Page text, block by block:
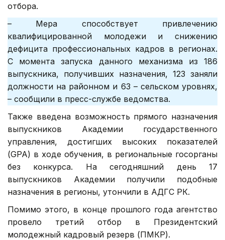
отбора.
– Мера способствует привлечению
квалифицированной молодежи и снижению
дефицита профессиональных кадров в регионах.
С момента запуска данного механизма из 186
выпускника, получивших назначения, 123 заняли
должности на районном и 63 – сельском уровнях,
– сообщили в пресс-службе ведомства.
Также введена возможность прямого назначения
выпускников Академии государственного
управления, достигших высоких показателей
(GPA) в ходе обучения, в региональные госорганы
без конкурса. На сегодняшний день 17
выпускников Академии получили подобные
назначения в регионы, утончили в АДГС РК.
Помимо этого, в конце прошлого года агентство
провело третий отбор в Президентский
молодежный кадровый резерв (ПМКР).